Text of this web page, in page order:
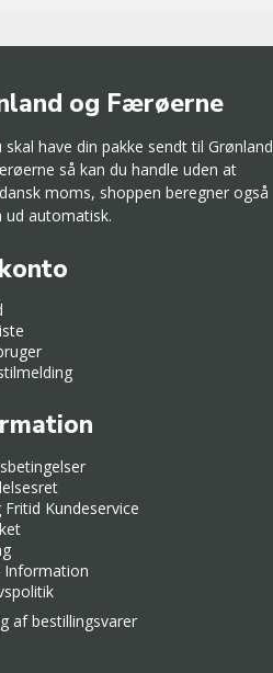
og Færøerne
skal have din pakke sendt til Grønland
så kan du handle uden at
moms, shoppen beregner også
ud automatisk.
Fritid Kundeservice
Information
af bestillingsvarer